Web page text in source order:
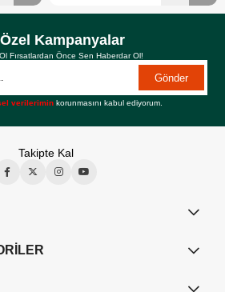
Kampanyalar
Fırsatlardan Önce Sen Haberdar Ol!
Gönder
verilerimin korunmasını kabul ediyorum.
Takipte Kal